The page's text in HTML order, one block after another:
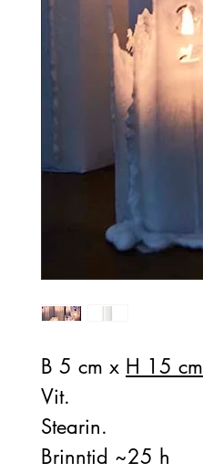
B 5 cm x H 15 cm
Vit.
Stearin.
Brinntid ~25 h